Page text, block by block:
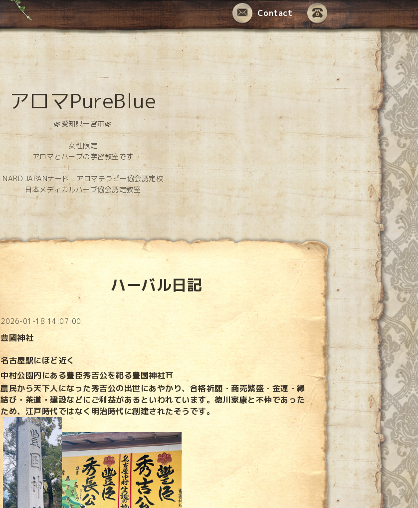
Contact
アロマPureBlue
🌿愛知県一宮市🌿
女性限定
アロマとハーブの学習教室です
NARD JAPANナード・アロマテラピー協会認定校
日本メディカルハーブ協会認定教室
ハーバル日記
2026-01-18 14:07:00
豊國神社
名古屋駅にほど近く
中村公園内にある豊臣秀吉公を祀る豊國神社⛩
農民から天下人になった秀吉公の出世にあやかり、合格祈願・商売繁盛・金運・縁
結び・茶道・建設などにご利益があるといわれています。徳川家康と不仲であった
ため、江戸時代ではなく明治時代に創建されたそうです。